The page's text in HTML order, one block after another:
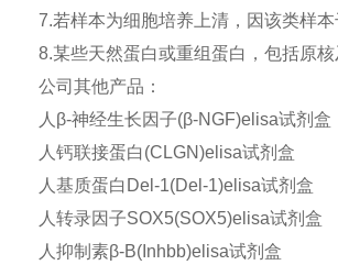
7.若样本为细胞培养上清，因该类样
8.某些天然蛋白或重组蛋白，包括原
公司其他产品：
人β-神经生长因子(β-NGF)elisa试剂盒
人钙联接蛋白(CLGN)elisa试剂盒
人基质蛋白Del-1(Del-1)elisa试剂盒
人转录因子SOX5(SOX5)elisa试剂盒
人抑制素β-B(Inhbb)elisa试剂盒